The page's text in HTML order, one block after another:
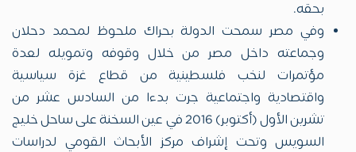
بحقه.
وفي مصر سمحت الدولة بحراك ملحوظ لمحمد دحلان
وجماعته داخل مصر من خلال وقوفه وتمويله لعدة
مؤتمرات لنخب فلسطينية من قطاع غزة سياسية
واقتصادية واجتماعية جرت بدءا من السادس عشر من
تشرين الأول (أكتوبر) 2016 في عين السخنة على ساحل خليج
السويس وتحت إشراف مركز الأبحاث القومي لدراسات